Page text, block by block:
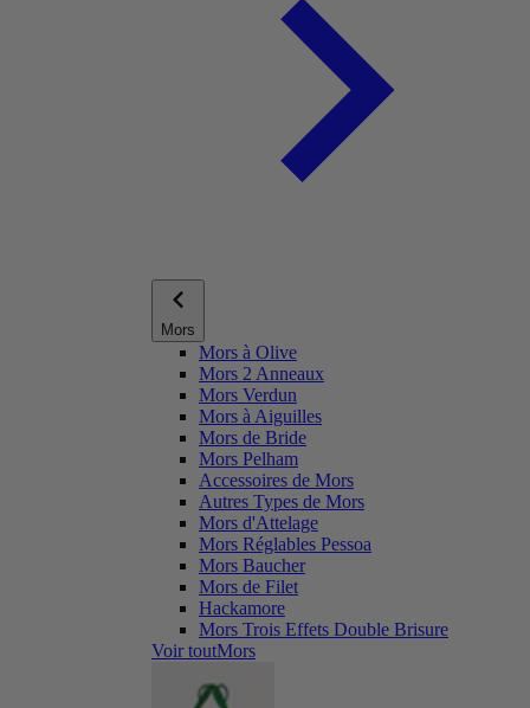
Mors
Mors à Olive
Mors 2 Anneaux
Mors Verdun
Mors à Aiguilles
Mors de Bride
Mors Pelham
Accessoires de Mors
Autres Types de Mors
Mors d'Attelage
Mors Réglables Pessoa
Mors Baucher
Mors de Filet
Hackamore
Mors Trois Effets Double Brisure
Voir toutMors